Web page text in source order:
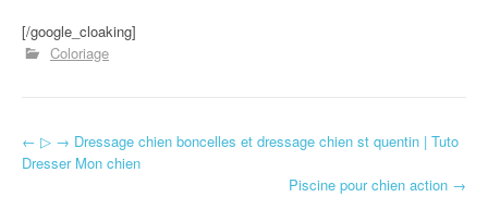
[/google_cloaking]
Coloriage
Navigation d'article
← ▷ → Dressage chien boncelles et dressage chien st quentin | Tuto
Dresser Mon chien
Piscine pour chien action →